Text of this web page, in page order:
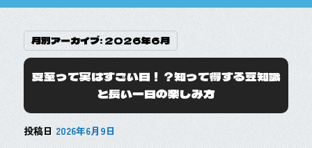
月別アーカイブ: 2026年6月
夏至って実はすごい日！？知って得する豆知識
と長い一日の楽しみ方
投稿日 2026年6月9日